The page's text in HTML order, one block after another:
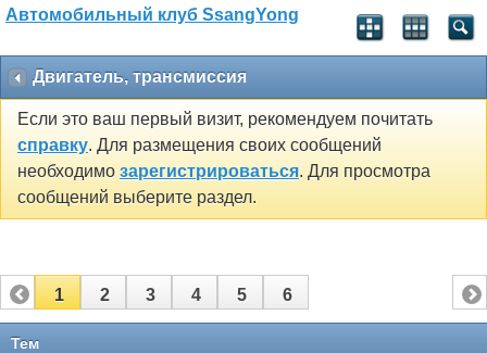
Автомобильный клуб SsangYong
Двигатель, трансмиссия
Если это ваш первый визит, рекомендуем почитать
справку. Для размещения своих сообщений
необходимо зарегистрироваться. Для просмотра
сообщений выберите раздел.
1 2 3 4 5 6
Тем